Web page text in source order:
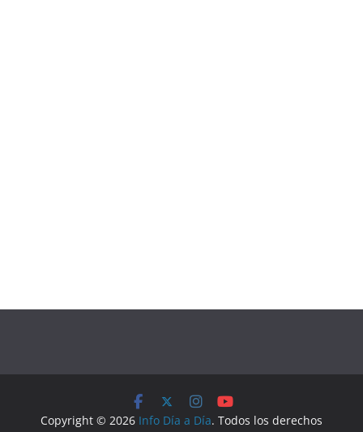
Copyright © 2026 Info Día a Día. Todos los derechos